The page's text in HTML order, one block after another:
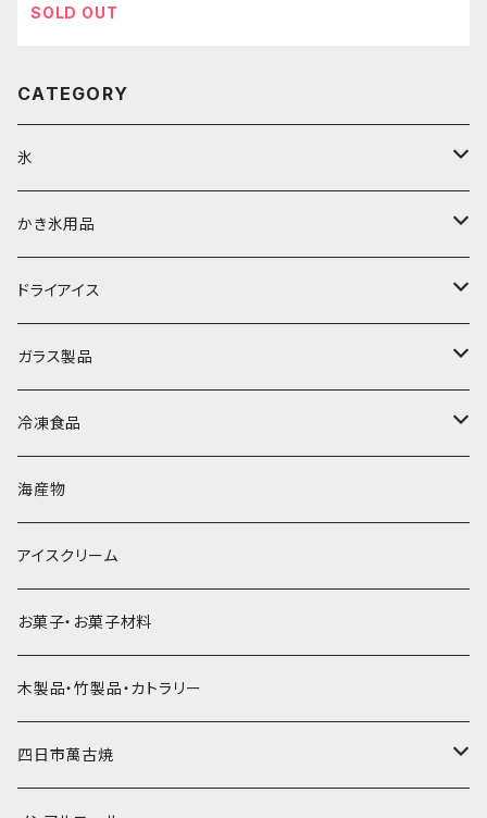
SOLD OUT
CATEGORY
氷
富士天然水の氷
丸氷
直径70mm
直径65mm
角氷
砕氷
氷河の氷
氷アイテム
かき氷用品
かき氷シロップ
無果汁1.8Lパック
無果汁1Lパック
無添加瓶シロップ
かき氷機・かき氷器
かき氷カップ
発泡スチロール無地-使い捨て
発泡スチロールプリント柄
かき氷スプーン・スプーンストロー
プラスチック・スプーン
プラスチック・スプーンストロー
コンデンスミルク・練乳・あんこ
かき氷セット
その他かき氷用品
ドライアイス
ドライアイス3ｋｇ
ドライアイス4ｋｇ
ドライアイス5ｋｇ
ドライアイス8ｋｇ
ドライアイス10ｋｇ
ドライアイス15ｋｇ
ドライアイス20ｋｇ
ガラス製品
オンザロック・グラス
ビール・グラス
タンブラー
かき氷器
冷凍食品
肉まん・あんまん
パスタ・スパゲッティ
惣菜
海産物
アイスクリーム
お菓子・お菓子材料
木製品・竹製品・カトラリー
四日市萬古焼